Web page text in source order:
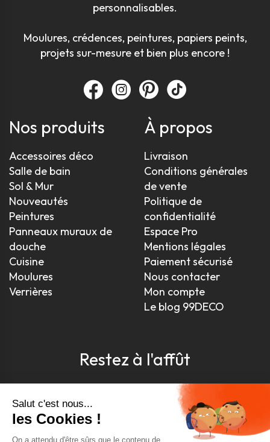
personnalisables.
Moulures, crédences, peintures, papiers peints,
projets sur-mesure et bien plus encore !
Nos produits
Accessoires déco
Salle de bain
Sol & Mur
Nouveautés
Peintures
Panneaux muraux de
douche
Cuisine
Moulures
Verrières
À propos
Livraison
Conditions générales
de vente
Politique de
confidentialité
Espace Pro
Mentions légales
Paiement sécurisé
Nous contacter
Mon compte
Le blog 99DECO
Restez à l'affût
Pour être toujours au courant, inscrivez-vous à
notre newsletter